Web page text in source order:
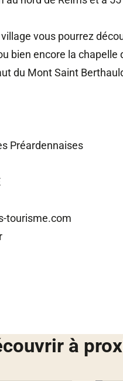
vous pourrez
bien encore la chapelle
du Mont Saint
Préardennaises
tourisme.com
à